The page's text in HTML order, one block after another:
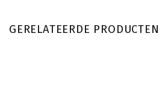
GERELATEERDE PRODUCTEN